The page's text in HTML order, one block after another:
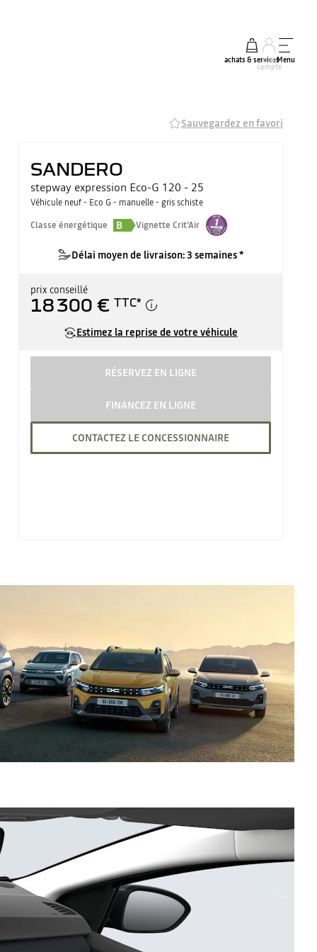
achats & services
mon
compte
Menu
Sauvegardez en favori
SANDERO
stepway expression Eco-G 120 - 25
Véhicule neuf - Eco G - manuelle - gris schiste
Classe énergétique
B Vignette Crit'Air
Délai moyen de livraison: 3 semaines *
prix conseillé
18 300 € TTC*
Estimez la reprise de votre véhicule
RÉSERVEZ EN LIGNE
FINANCEZ EN LIGNE
CONTACTEZ LE CONCESSIONNAIRE